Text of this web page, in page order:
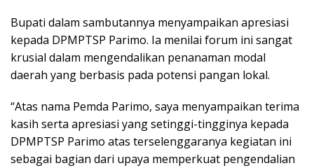
Bupati dalam sambutannya menyampaikan apresiasi
kepada DPMPTSP Parimo. Ia menilai forum ini sangat
krusial dalam mengendalikan penanaman modal
daerah yang berbasis pada potensi pangan lokal.
“Atas nama Pemda Parimo, saya menyampaikan terima
kasih serta apresiasi yang setinggi-tingginya kepada
DPMPTSP Parimo atas terselenggaranya kegiatan ini
sebagai bagian dari upaya memperkuat pengendalian